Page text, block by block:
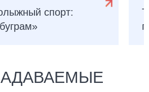
спорт: